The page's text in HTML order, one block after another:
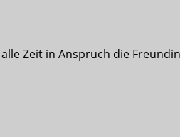
Zeit in Anspruch die